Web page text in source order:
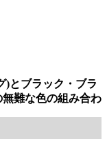
)とブラック・ブラ
難な色の組み合わ